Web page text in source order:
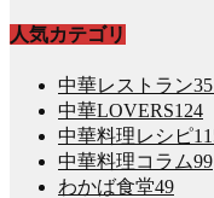
人気カテゴリ
中華レストラン
中華LOVERS124
中華料理レシピ
中華料理コラム99
わかば食堂49